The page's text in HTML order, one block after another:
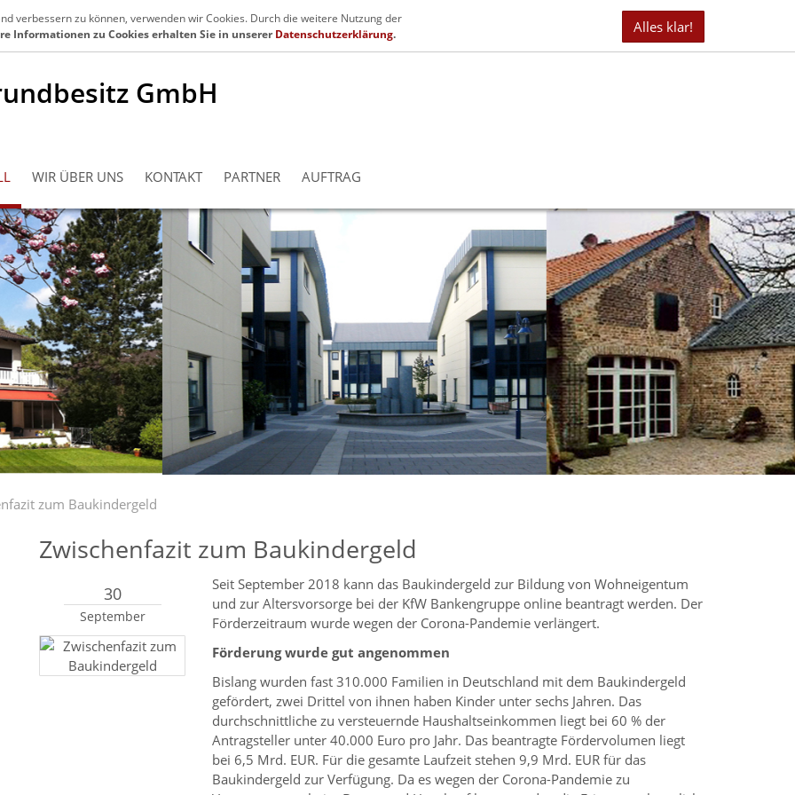
Seit 40 Jahren erfolgreich als Immobilienmakler tätig
GmbH
WIR ÜBER UNS KONTAKT PARTNER AUFTRAG
zum Baukindergeld
Zwischenfazit zum Baukindergeld
30
September
Seit September 2018 kann das Baukindergeld zur Bildung von Wohneigentum
und zur Altersvorsorge bei der KfW Bankengruppe online beantragt werden. Der
Förderzeitraum wurde wegen der Corona-Pandemie verlängert.
Förderung wurde gut angenommen
Bislang wurden fast 310.000 Familien in Deutschland mit dem Baukindergeld
gefördert, zwei Drittel von ihnen haben Kinder unter sechs Jahren. Das
durchschnittliche zu versteuernde Haushaltseinkommen liegt bei 60 % der
Antragsteller unter 40.000 Euro pro Jahr. Das beantragte Fördervolumen liegt
bei 6,5 Mrd. EUR. Für die gesamte Laufzeit stehen 9,9 Mrd. EUR für das
Baukindergeld zur Verfügung. Da es wegen der Corona-Pandemie zu
verbessern zu können, verwenden wir Cookies. Durch die weitere Nutzung der
Informationen zu Cookies erhalten Sie in unsererDatenschutzerklärung. Alles klar!